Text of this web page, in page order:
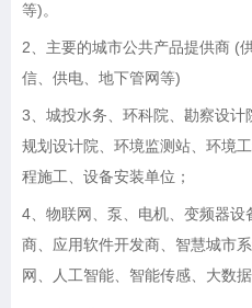
等)。
2、主要的城市公共产品提供商 (
信、供电、地下管网等)
3、城投水务、环科院、勘察设
规划设计院、环境监测站、环境
程施工、设备安装单位；
4、物联网、泵、电机、变频器
商、应用软件开发商、智慧城市
网、人工智能、智能传感、大数